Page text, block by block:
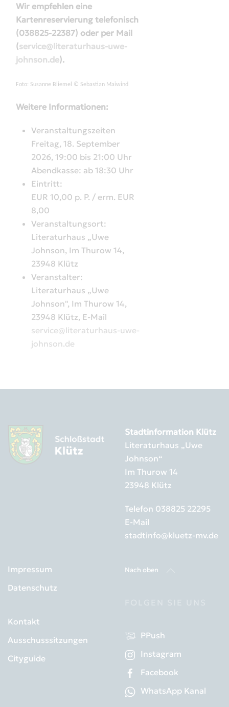
Wir empfehlen eine
Kartenreservierung telefonisch
(038825-22387) oder per Mail
(service@literaturhaus-uwe-
johnson.de).
Foto: Susanne Bliemel © Sebastian Maiwind
Weitere Informationen:
Veranstaltungszeiten
Freitag, 18. September
2026, 19:00 bis 21:00 Uhr
Abendkasse: ab 18:30 Uhr
Eintritt:
EUR 10,00 p. P. / erm. EUR
8,00
Veranstaltungsort:
Literaturhaus „Uwe
Johnson, Im Thurow 14,
23948 Klütz
Veranstalter:
Literaturhaus „Uwe
Johnson", Im Thurow 14,
23948 Klütz, E-Mail
service@literaturhaus-uwe-
johnson.de
Stadtinformation Klütz
Literaturhaus „Uwe
Johnson“
Im Thurow 14
23948 Klütz
Telefon 038825 22295
E-Mail
stadtinfo@kluetz-mv.de
Impressum
Datenschutz
Kontakt
Ausschusssitzungen
Cityguide
Nach oben
PPush
Instagram
Facebook
WhatsApp Kanal